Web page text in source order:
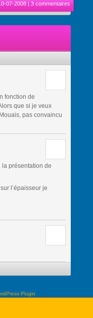
07-2008 | 3 commentaires
fonction de
que si je veux
pas convaincu
la présentation de
l’épaisseur je
Plugin